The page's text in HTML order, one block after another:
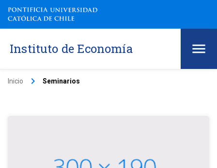
Instituto de Economía
Inicio keyboard_arrow_right Seminarios